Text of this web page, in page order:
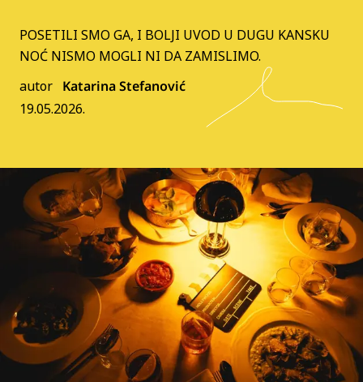
POSETILI SMO GA, I BOLJI UVOD U DUGU KANSKU
NOĆ NISMO MOGLI NI DA ZAMISLIMO.
autor Katarina Stefanović
19.05.2026.